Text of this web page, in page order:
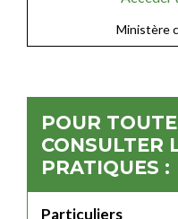
Ministère
POUR
CONSULTER
PRATIQUES :
Particuliers